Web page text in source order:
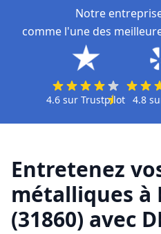
Notre
comme l'une des
4.6 sur Trustpilot 4.8
Entretenez
métalliques à
(31860) avec